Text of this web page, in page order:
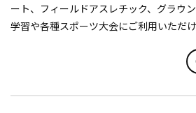
ート、フィールドアスレチック、グラウ
学習や各種スポーツ大会にご利用いただけ